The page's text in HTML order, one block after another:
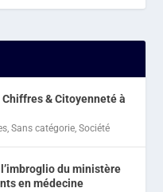
& Citoyenneté à
,Sans catégorie,Société
du ministère
en médecine